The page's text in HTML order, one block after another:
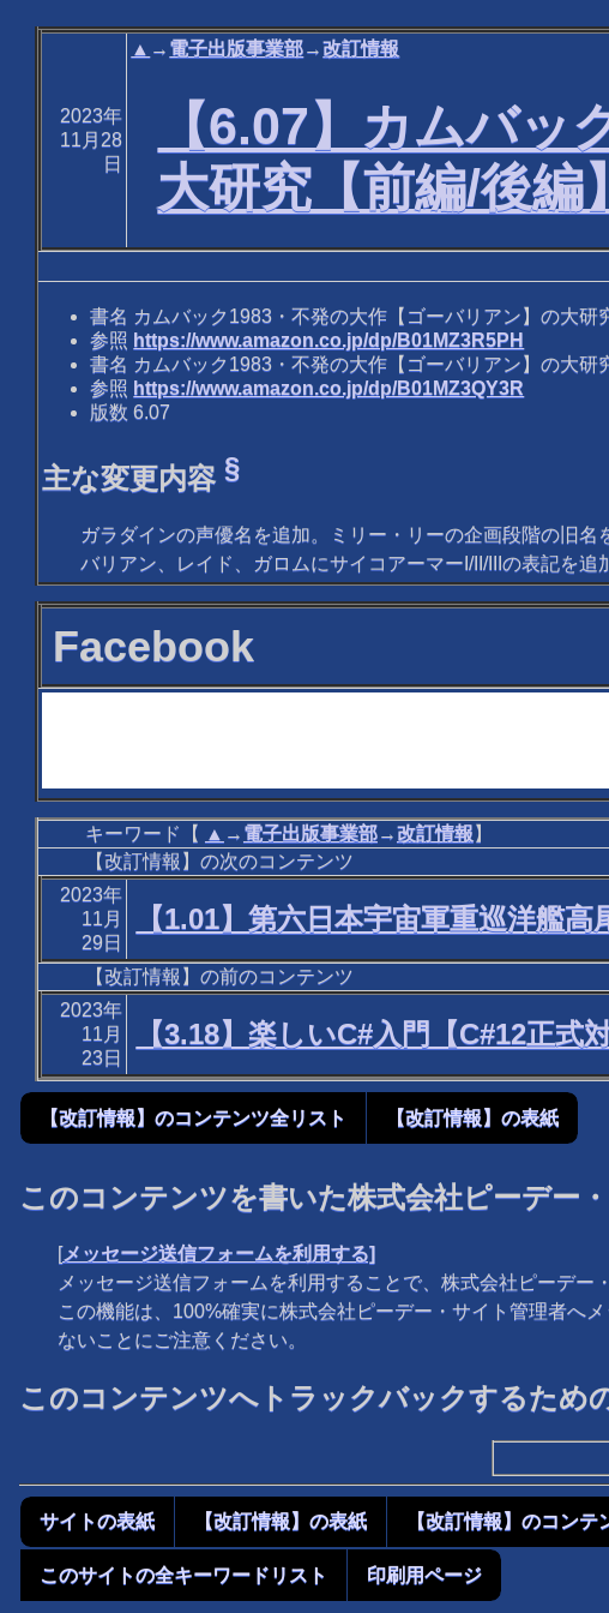
2023年
11月28
日
▲ → 電子出版事業部→改訂情報
【6.07】カムバ
大研究【前編/後編】
書名 カムバック1983・不発の大作【ゴーバリアン】の大研
参照 https://www.amazon.co.jp/dp/B01MZ3R5PH
書名 カムバック1983・不発の大作【ゴーバリアン】の大研
参照 https://www.amazon.co.jp/dp/B01MZ3QY3R
版数 6.07
主な変更内容§
ガラダインの声優名を追加。ミリー・リーの企画段階の旧
バリアン、レイド、ガロムにサイコアーマーI/II/IIIの表記を追
Facebook
キーワード【 ▲ → 電子出版事業部→改訂情報】
【改訂情報】の次のコンテンツ
2023年
11月
29日
【1.01】第六日本宇宙軍重巡洋艦
【改訂情報】の前のコンテンツ
2023年
11月
23日
【3.18】楽しいC#入門【C#12正式
【改訂情報】のコンテンツ全リスト 【改訂情報】の表紙
このコンテンツを書いた株式会社ピーデー
[メッセージ送信フォームを利用する]
メッセージ送信フォームを利用することで、株式会社ピーデー
この機能は、100%確実に株式会社ピーデー・サイト管理者へ
ないことにご注意ください。
このコンテンツへトラックバックするため
サイトの表紙 【改訂情報】の表紙 【改訂情報】のコンテ
このサイトの全キーワードリスト 印刷用ページ